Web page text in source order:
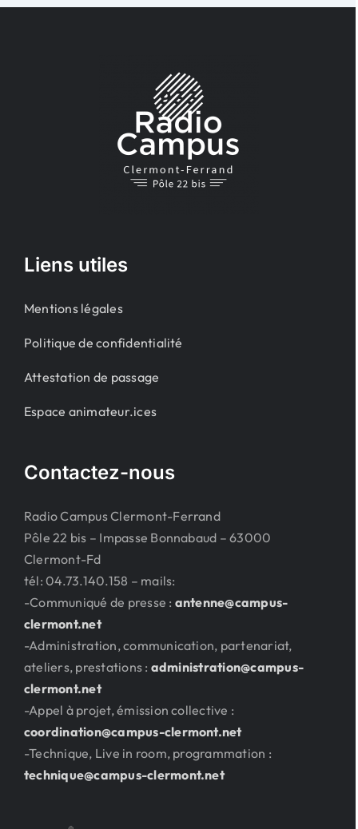
Liens utiles
Mentions légales
Politique de confidentialité
Attestation de passage
Espace animateur.ices
Contactez-nous
Radio Campus Clermont-Ferrand
Pôle 22 bis – Impasse Bonnabaud – 63000
Clermont-Fd
tél: 04.73.140.158 – mails:
-Communiqué de presse : antenne@campus-
clermont.net
-Administration, communication, partenariat,
ateliers, prestations : administration@campus-
clermont.net
-Appel à projet, émission collective :
coordination@campus-clermont.net
-Technique, Live in room, programmation :
technique@campus-clermont.net